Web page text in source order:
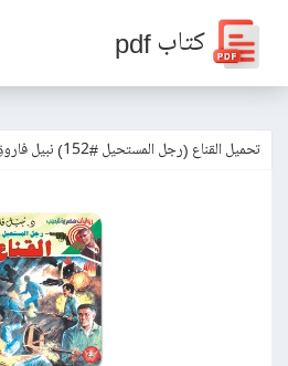
كتاب pdf
تحميل القناع (رجل المستحيل #152) نبيل فاروق | كتاب pdf